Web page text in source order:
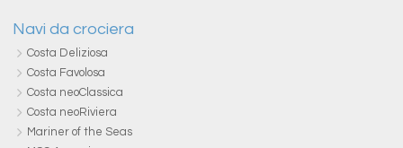
Navi da crociera
Costa Deliziosa
Costa Favolosa
Costa neoClassica
Costa neoRiviera
Mariner of the Seas